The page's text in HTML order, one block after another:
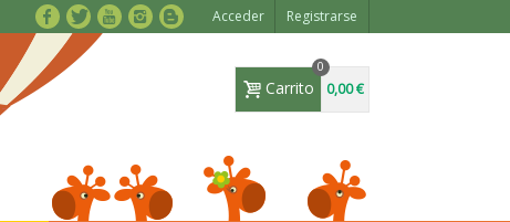
Acceder Registrarse
Carrito
0
0,00 €